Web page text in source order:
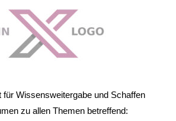
für Wissensweitergabe und Schaffen
zu allen Themen betreffend: